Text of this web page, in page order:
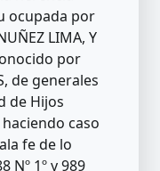
ocupada por
LIMA, Y
por
de generales
de Hijos
caso
fe de lo
Nº 1º y 989